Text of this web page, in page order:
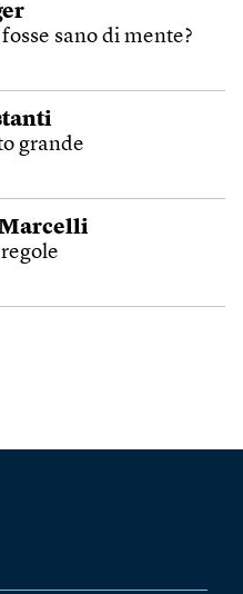
sano di mente?
grande
Marcelli